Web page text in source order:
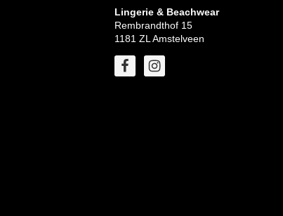
Lingerie & Beachwear
Rembrandthof 15
1181 ZL Amstelveen